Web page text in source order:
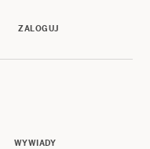
ZALOGUJ
WYWIADY